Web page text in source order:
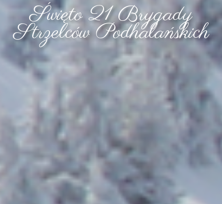
Święto 21 Brygady
Strzelców Podhalańskich